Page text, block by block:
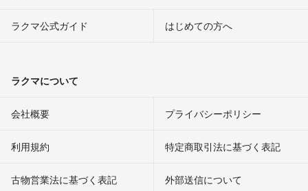
ラクマ公式ガイド はじめての方へ
ラクマについて
会社概要 プライバシーポリシー
利用規約 特定商取引法に基づく表記
古物営業法に基づく表記 外部送信について